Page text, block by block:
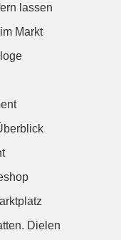
lassen
Markt
Dielen